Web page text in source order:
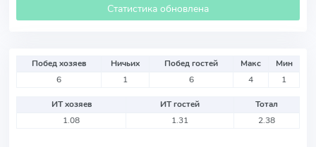
Статистика обновлена
Побед хозяев Ничьих Побед гостей Макс
Мин
6
1 6 4 1
ИТ хозяев ИТ гостей
Тотал
1.08
1.31 2.38